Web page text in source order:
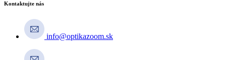
Kontaktujte nás
info@optikazoom.sk